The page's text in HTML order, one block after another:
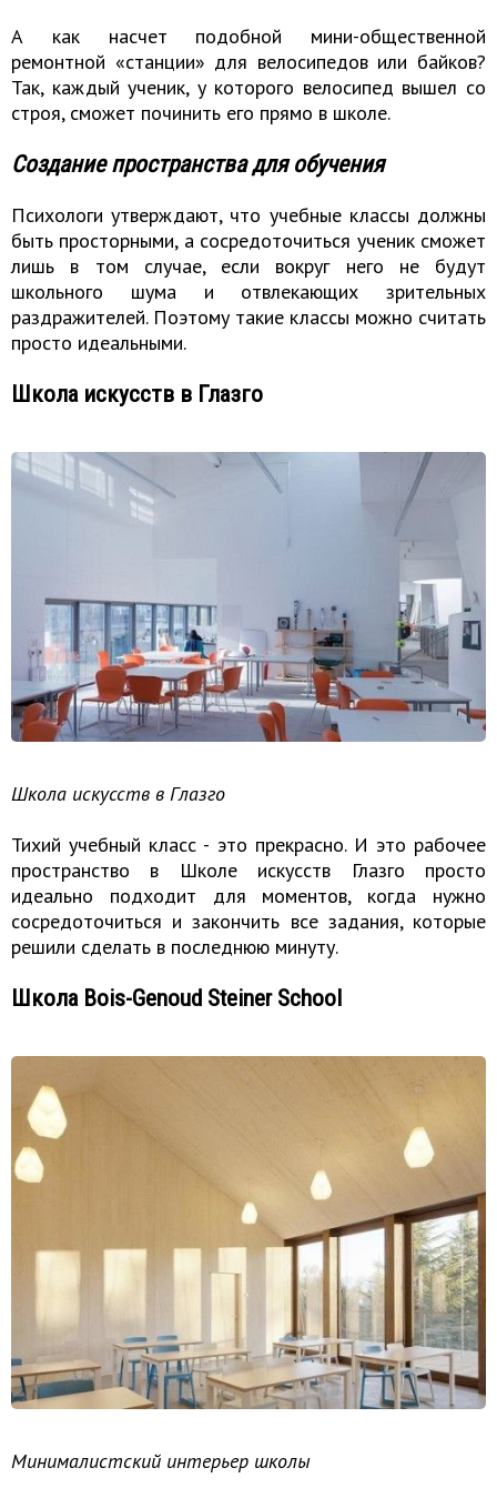
А как насчет подобной мини-общественной
ремонтной «станции» для велосипедов или байков?
Так, каждый ученик, у которого велосипед вышел со
строя, сможет починить его прямо в школе.
Создание пространства для обучения
Психологи утверждают, что учебные классы должны
быть просторными, а сосредоточиться ученик сможет
лишь в том случае, если вокруг него не будут
школьного шума и отвлекающих зрительных
раздражителей. Поэтому такие классы можно считать
просто идеальными.
Школа искусств в Глазго
Школа искусств в Глазго
Тихий учебный класс - это прекрасно. И это рабочее
пространство в Школе искусств Глазго просто
идеально подходит для моментов, когда нужно
сосредоточиться и закончить все задания, которые
решили сделать в последнюю минуту.
Школа Bois-Genoud Steiner School
Минималистский интерьер школы